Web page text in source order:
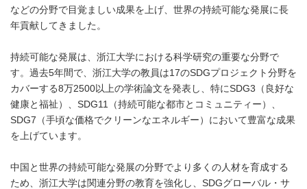
などの分野で目覚ましい成果を上げ、世界の持続可能な発展に長
年貢献してきました。
持続可能な発展は、浙江大学における科学研究の重要な分野で
す。過去5年間で、浙江大学の教員は17のSDGプロジェクト分野を
カバーする8万2500以上の学術論文を発表し、特にSDG3（良好な
健康と福祉）、SDG11（持続可能な都市とコミュニティー）、
SDG7（手頃な価格でクリーンなエネルギー）において豊富な成果
を上げています。
中国と世界の持続可能な発展の分野でより多くの人材を育成する
ため、浙江大学は関連分野の教育を強化し、SDGグローバル・サ